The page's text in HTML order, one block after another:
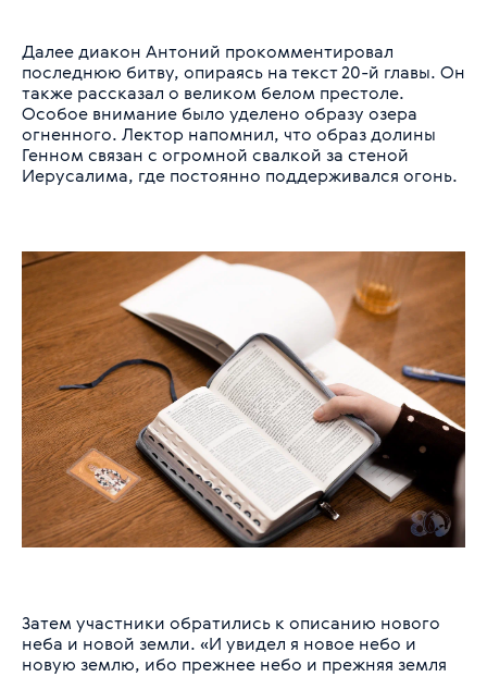
Далее диакон Антоний прокомментировал
последнюю битву, опираясь на текст 20-й главы. Он
также рассказал о великом белом престоле.
Особое внимание было уделено образу озера
огненного. Лектор напомнил, что образ долины
Генном связан с огромной свалкой за стеной
Иерусалима, где постоянно поддерживался огонь.
Затем участники обратились к описанию нового
неба и новой земли. «И увидел я новое небо и
новую землю, ибо прежнее небо и прежняя земля